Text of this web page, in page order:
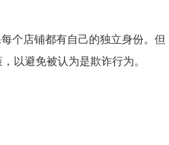
个店铺都有自己的独立身份。但
以避免被认为是欺诈行为。